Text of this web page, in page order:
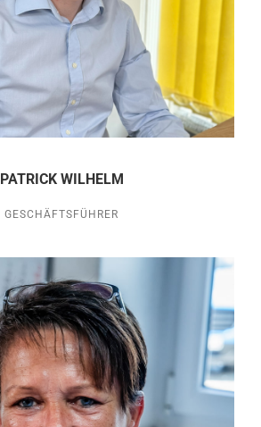
PATRICK WILHELM
GESCHÄFTSFÜHRER